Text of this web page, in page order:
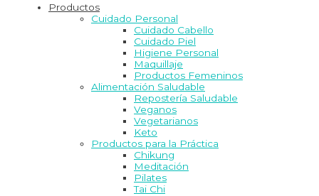
Productos
Cuidado Personal
Cuidado Cabello
Cuidado Piel
Higiene Personal
Maquillaje
Productos Femeninos
Alimentación Saludable
Repostería Saludable
Veganos
Vegetarianos
Keto
Productos para la Práctica
Chikung
Meditación
Pilates
Tai Chi